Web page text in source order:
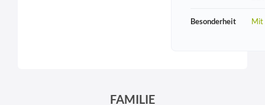
Besonderheit Mit
FAMILIE